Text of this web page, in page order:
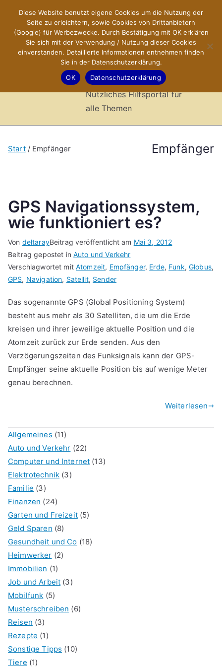
springen
X-Sites.de
–
Hilfsportal
Nützliches Hilfsportal für
alle Themen
Empfänger
Start Empfänger
GPS Navigationssystem,
wie funktioniert es?
Von deltarayBeitrag veröffentlicht am Mai 3, 2012
Beitrag gepostet inAuto und Verkehr
Verschlagwortet mitAtomzeit, Empfänger, Erde, Funk,Globus,
GPS, Navigation, Satellit, Sender
Das sogenannte GPS (Global Positioning System)
besteht aus mehr als 30 Satelliten, die um die Erde
kreisen und ihrer jeweilige aktuelle Position und die
Atomzeit zurück zur Erde senden. Aus den
Verzögerungszeiten des Funksignals kann der GPS-
Empfänger seine aktuelle Position bis auf wenige Meter
genau berechnen.
Weiterlesen
Allgemeines (11)
Auto und Verkehr (22)
Computer und Internet (13)
Elektrotechnik (3)
Familie (3)
Finanzen (24)
Garten und Freizeit(5)
Geld Sparen (8)
Gesundheit und Co (18)
Heimwerker (2)
Immobilien (1)
Job und Arbeit (3)
Mobilfunk (5)
Musterschreiben (6)
Reisen (3)
Rezepte (1)
Sonstige Tipps (10)
Tiere (1)
Diese Website benutzt eigene Cookies um die Nutzung der
Seite zu erleichtern, sowie Cookies von Drittanbietern
(Google) für Werbezwecke. Durch Bestätigung mit OK erklären
Sie sich mit der Verwendung / Nutzung dieser Cookies
einverstanden. Detaillierte Informationen entnehmen finden
Sie in der Datenschutzerklärung.
OK
Datenschutzerklärung